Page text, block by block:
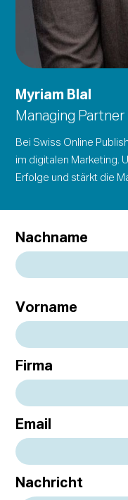
Myriam Blal
Managing Partner
Bei Swiss Online
im digitalen Marketing.
Erfolge und stärkt die
Nachname
Vorname
Firma
Email
Nachricht